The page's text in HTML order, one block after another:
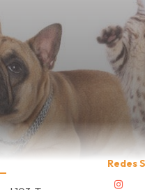
Redes